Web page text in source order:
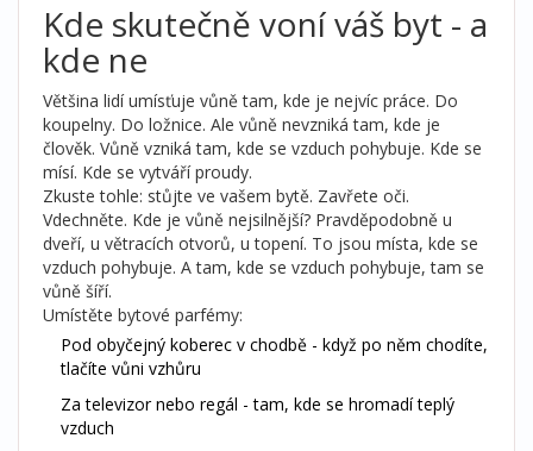
Kde skutečně voní váš byt - a
kde ne
Většina lidí umísťuje vůně tam, kde je nejvíc práce. Do
koupelny. Do ložnice. Ale vůně nevzniká tam, kde je
člověk. Vůně vzniká tam, kde se vzduch pohybuje. Kde se
mísí. Kde se vytváří proudy.
Zkuste tohle: stůjte ve vašem bytě. Zavřete oči.
Vdechněte. Kde je vůně nejsilnější? Pravděpodobně u
dveří, u větracích otvorů, u topení. To jsou místa, kde se
vzduch pohybuje. A tam, kde se vzduch pohybuje, tam se
vůně šíří.
Umístěte bytové parfémy:
Pod obyčejný koberec v chodbě - když po něm chodíte,
tlačíte vůni vzhůru
Za televizor nebo regál - tam, kde se hromadí teplý
vzduch